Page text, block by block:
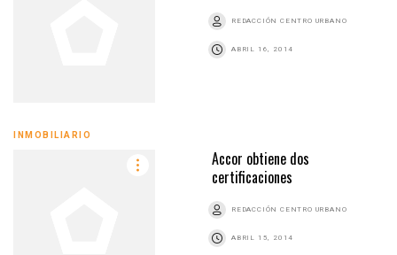
REDACCIÓN CENTRO URBANO
ABRIL 16, 2014
INMOBILIARIO
Accor obtiene dos
certificaciones
REDACCIÓN CENTRO URBANO
ABRIL 15, 2014